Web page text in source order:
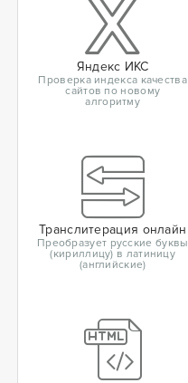
Яндекс ИКС
Проверка индекса качества
сайтов по новому
алгоритму
Транслитерация онлайн
Преобразует русские буквы
(кириллицу) в латиницу
(английские)